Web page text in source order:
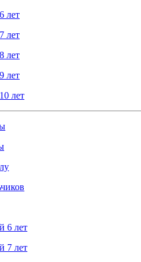
лет
лет
лет
лет
лет
6 лет
7 лет